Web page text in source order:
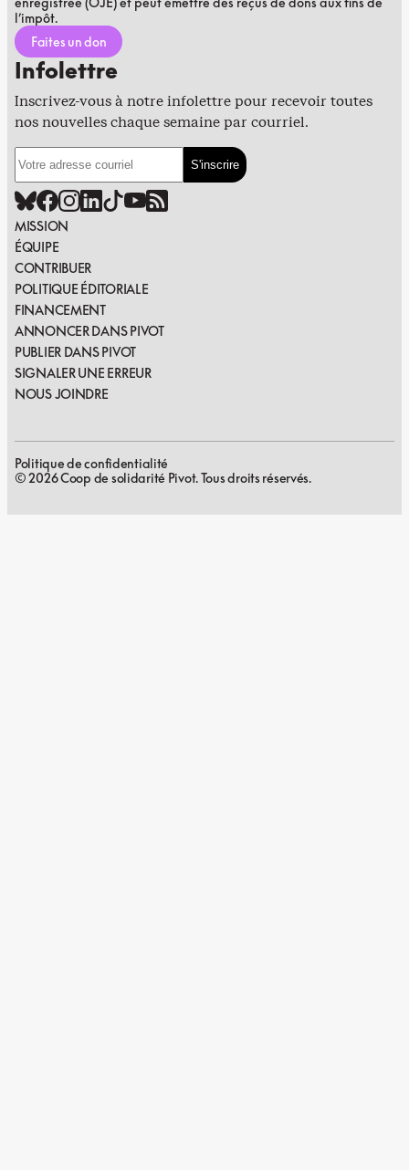
l’impôt.
Faites un don
Infolettre
Inscrivez-vous à notre infolettre pour recevoir toutes
nos nouvelles chaque semaine par courriel.
MISSION
ÉQUIPE
CONTRIBUER
POLITIQUE ÉDITORIALE
FINANCEMENT
ANNONCER DANS PIVOT
PUBLIER DANS PIVOT
SIGNALER UNE ERREUR
NOUS JOINDRE
Politique de confidentialité
© 2026 Coop de solidarité Pivot. Tous droits réservés.